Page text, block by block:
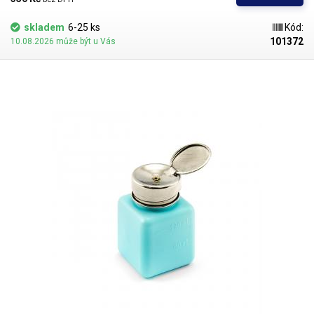
skladem 6-25 ks
10.08.2026 může být u Vás
Kód:
101372